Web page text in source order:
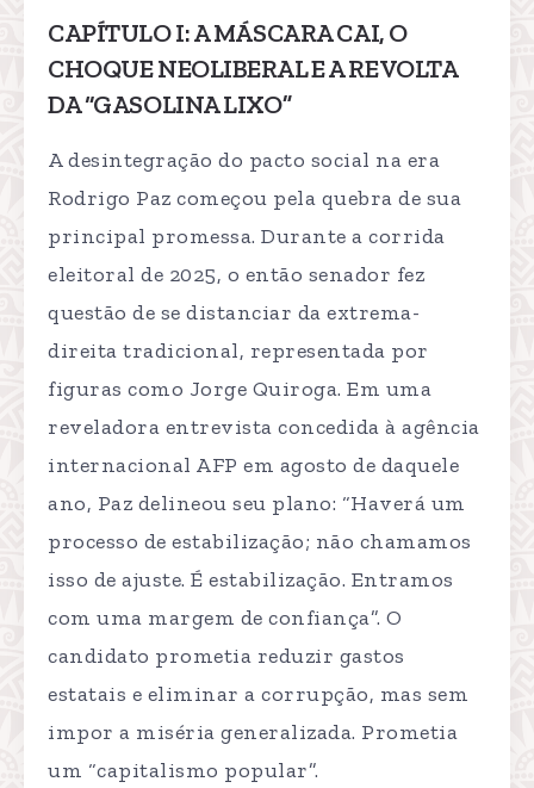
CAPÍTULO I: A MÁSCARA CAI, O
CHOQUE NEOLIBERAL E A REVOLTA
DA “GASOLINA LIXO”
A desintegração do pacto social na era
Rodrigo Paz começou pela quebra de sua
principal promessa. Durante a corrida
eleitoral de 2025, o então senador fez
questão de se distanciar da extrema-
direita tradicional, representada por
figuras como Jorge Quiroga. Em uma
reveladora entrevista concedida à agência
internacional AFP em agosto de daquele
ano, Paz delineou seu plano: “Haverá um
processo de estabilização; não chamamos
isso de ajuste. É estabilização. Entramos
com uma margem de confiança”. O
candidato prometia reduzir gastos
estatais e eliminar a corrupção, mas sem
impor a miséria generalizada. Prometia
um “capitalismo popular”.